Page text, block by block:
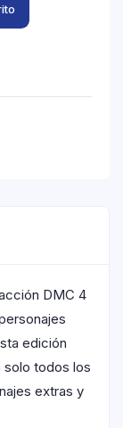
DMC 4
edición
solo todos los
extras y